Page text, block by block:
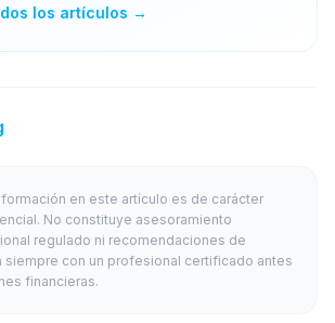
los artículos →
en este artículo es de carácter
No constituye asesoramiento
regulado ni recomendaciones de
siempre con un profesional certificado antes
financieras.